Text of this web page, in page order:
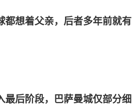
都想着父亲，后者多年前就有
最后阶段，巴萨曼城仅部分细